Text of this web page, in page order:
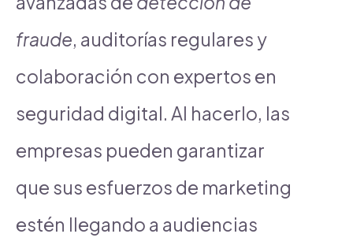
fraude, auditorías regulares y
colaboración con expertos en
seguridad digital. Al hacerlo, las
empresas pueden garantizar
que sus esfuerzos de marketing
estén llegando a audiencias